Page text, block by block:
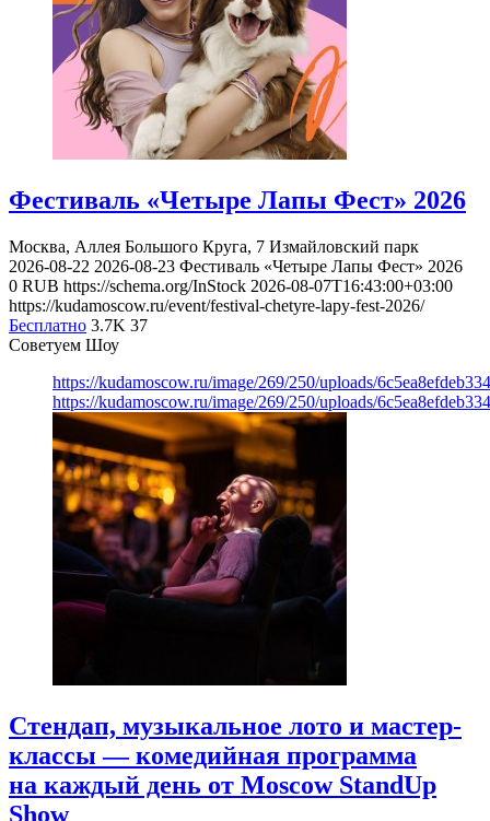
Фестиваль «Четыре Лапы Фест» 2026
Москва, Аллея Большого Круга, 7 Измайловский парк
2026-08-22 2026-08-23 Фестиваль «Четыре Лапы Фест» 2026
0 RUB https://schema.org/InStock 2026-08-07T16:43:00+03:00
https://kudamoscow.ru/event/festival-chetyre-lapy-fest-2026/
Бесплатно 3.7K 37
Советуем Шоу
https://kudamoscow.ru/image/269/250/uploads/
https://kudamoscow.ru/image/269/250/uploads/
Стендап, музыкальное лото и мастер-
классы — комедийная программа
на каждый день от Moscow StandUp
Show